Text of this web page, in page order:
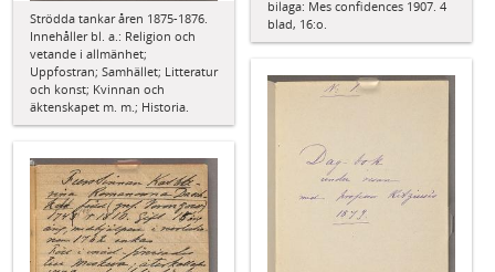
Strödda tankar åren 1875-1876.
Innehåller bl. a.: Religion och
vetande i allmänhet;
Uppfostran; Samhället; Litteratur
och konst; Kvinnan och
äktenskapet m. m.; Historia.
bilaga: Mes confidences 1907. 4
blad, 16:o.